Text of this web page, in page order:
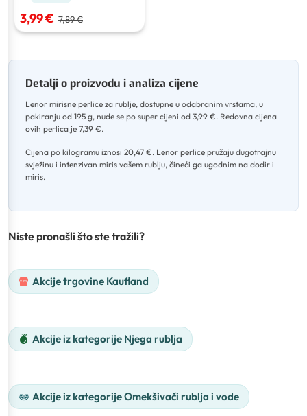
3,99 € 7,89 €
Detalji o proizvodu i analiza cijene
Lenor mirisne perlice za rublje, dostupne u odabranim vrstama, u
pakiranju od 195 g, nude se po super cijeni od 3,99 €. Redovna cijena
ovih perlica je 7,39 €.
Cijena po kilogramu iznosi 20,47 €. Lenor perlice pružaju dugotrajnu
svježinu i intenzivan miris vašem rublju, čineći ga ugodnim na dodir i
miris.
Niste pronašli što ste tražili?
Akcije trgovine Kaufland
Akcije iz kategorije Njega rublja
Akcije iz kategorije Omekšivači rublja i vode